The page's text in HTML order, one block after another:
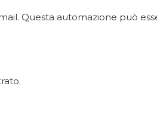
Questa automazione può